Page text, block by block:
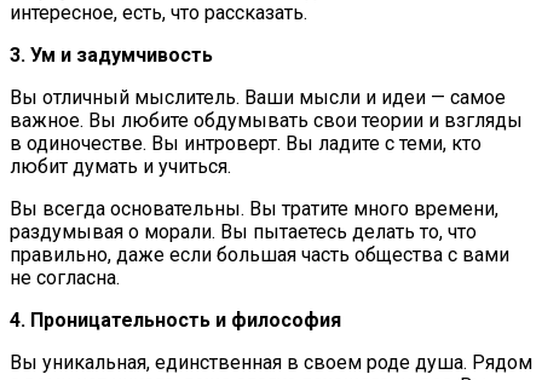
интересное, есть, что рассказать.
3. Ум и задумчивость
Вы отличный мыслитель. Ваши мысли и идеи — самое
важное. Вы любите обдумывать свои теории и взгляды
в одиночестве. Вы интроверт. Вы ладите с теми, кто
любит думать и учиться.
Вы всегда основательны. Вы тратите много времени,
раздумывая о морали. Вы пытаетесь делать то, что
правильно, даже если большая часть общества с вами
не согласна.
4. Проницательность и философия
Вы уникальная, единственная в своем роде душа. Рядом